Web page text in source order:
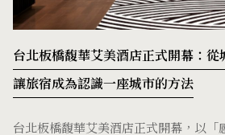
台北板橋馥華艾美酒店正式開幕：從
讓旅宿成為認識一座城市的方法
台北板橋馥華艾美酒店正式開幕，以「